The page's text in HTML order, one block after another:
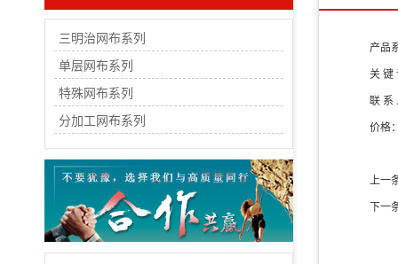
三明治网布系列
单层网布系列
特殊网布系列
分加工网布系列
产品
关 键
联 系
价格
上一
下一